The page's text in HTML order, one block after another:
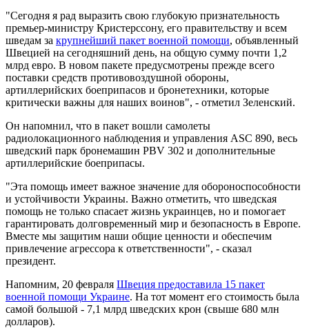
"Сегодня я рад выразить свою глубокую признательность
премьер-министру Кристерссону, его правительству и всем
шведам за крупнейший пакет военной помощи, объявленный
Швецией на сегодняшний день, на общую сумму почти 1,2
млрд евро. В новом пакете предусмотрены прежде всего
поставки средств противовоздушной обороны,
артиллерийских боеприпасов и бронетехники, которые
критически важны для наших воинов", - отметил Зеленский.
Он напомнил, что в пакет вошли самолеты
радиолокационного наблюдения и управления ASC 890, весь
шведский парк бронемашин PBV 302 и дополнительные
артиллерийские боеприпасы.
"Эта помощь имеет важное значение для обороноспособности
и устойчивости Украины. Важно отметить, что шведская
помощь не только спасает жизнь украинцев, но и помогает
гарантировать долговременный мир и безопасность в Европе.
Вместе мы защитим наши общие ценности и обеспечим
привлечение агрессора к ответственности", - сказал
президент.
Напомним, 20 февраля Швеция предоставила 15 пакет
военной помощи Украине. На тот момент его стоимость была
самой большой - 7,1 млрд шведских крон (свыше 680 млн
долларов).